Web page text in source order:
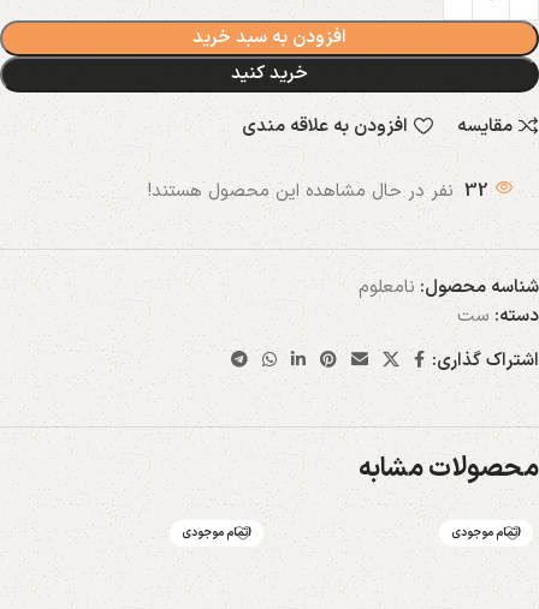
افزودن به سبد خرید
خرید کنید
مقایسه
افزودن به علاقه مندی
32 نفر در حال مشاهده این محصول هستند!
شناسه محصول:نامعلوم
دسته: ست
اشتراک گذاری:
محصولات مشابه
اتمام موجودی اتمام موجودی